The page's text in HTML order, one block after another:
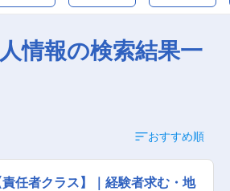
情報の検索結果一
おすすめ順
任者クラス】｜経験者求む・地